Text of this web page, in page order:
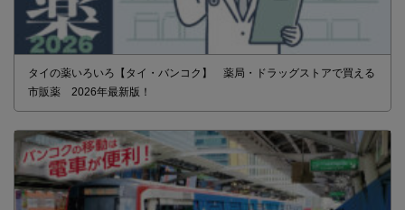
タイの薬いろいろ【タイ・バンコク】 薬局・ドラッグストアで買える
市販薬 2026年最新版！